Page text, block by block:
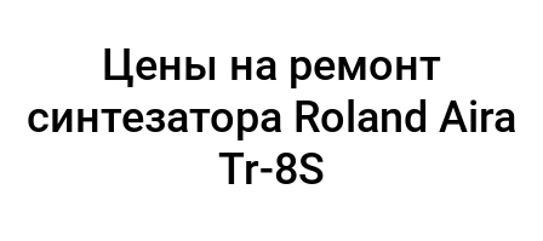
Цены на ремонт
синтезатора Roland Aira
Tr-8S